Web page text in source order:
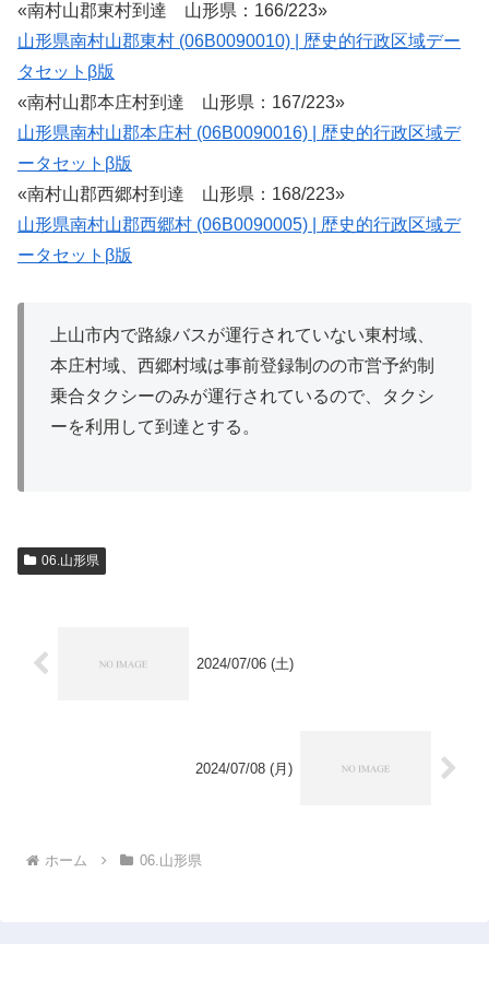
«南村山郡東村到達 山形県：166/223»
山形県南村山郡東村 (06B0090010) | 歴史的行政区域デー
タセットβ版
«南村山郡本庄村到達 山形県：167/223»
山形県南村山郡本庄村 (06B0090016) | 歴史的行政区域デ
ータセットβ版
«南村山郡西郷村到達 山形県：168/223»
山形県南村山郡西郷村 (06B0090005) | 歴史的行政区域デ
ータセットβ版
上山市内で路線バスが運行されていない東村域、
本庄村域、西郷村域は事前登録制のの市営予約制
乗合タクシーのみが運行されているので、タクシ
ーを利用して到達とする。
06.山形県
2024/07/06 (土)
2024/07/08 (月)
ホーム 06.山形県